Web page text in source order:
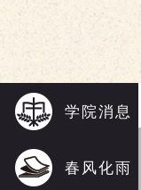
学院消息
春风化雨